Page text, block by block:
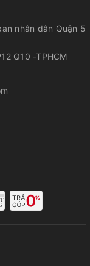
nhân dân Quận 5
Q10 -TPHCM